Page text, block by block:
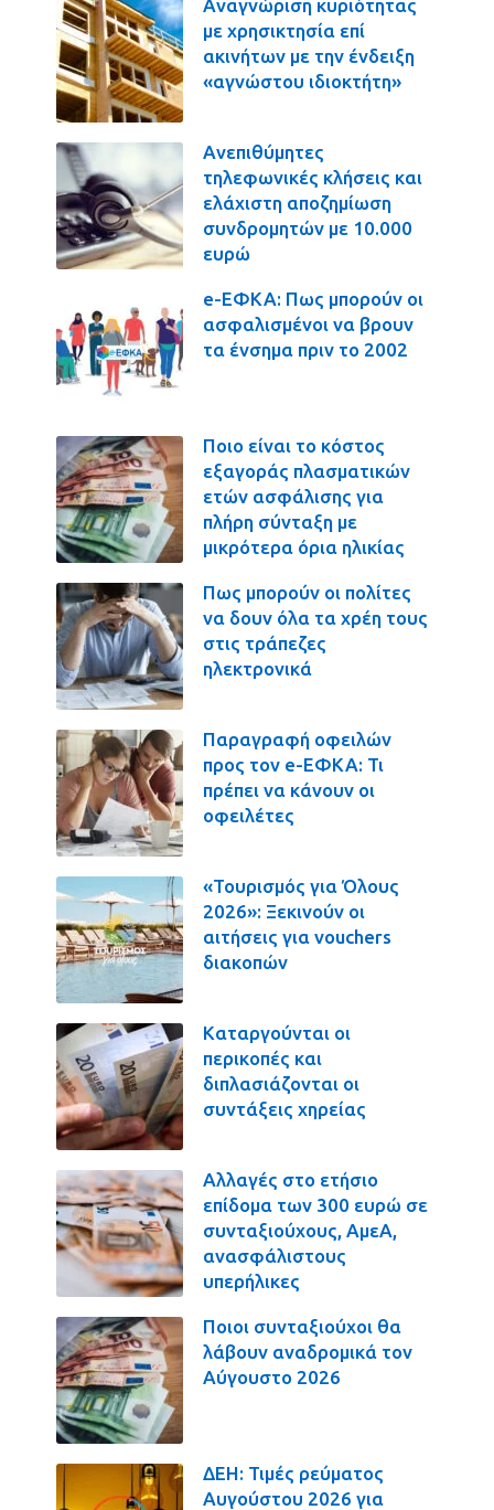
Αναγνώριση κυριότητας
με χρησικτησία επί
ακινήτων με την ένδειξη
«αγνώστου ιδιοκτήτη»
Ανεπιθύμητες
τηλεφωνικές κλήσεις και
ελάχιστη αποζημίωση
συνδρομητών με 10.000
ευρώ
e-ΕΦΚΑ: Πως μπορούν οι
ασφαλισμένοι να βρουν
τα ένσημα πριν το 2002
Ποιο είναι το κόστος
εξαγοράς πλασματικών
ετών ασφάλισης για
πλήρη σύνταξη με
μικρότερα όρια ηλικίας
Πως μπορούν οι πολίτες
να δουν όλα τα χρέη τους
στις τράπεζες
ηλεκτρονικά
Παραγραφή οφειλών
προς τον e-ΕΦΚΑ: Τι
πρέπει να κάνουν οι
οφειλέτες
«Τουρισμός για Όλους
2026»: Ξεκινούν οι
αιτήσεις για vouchers
διακοπών
Καταργούνται οι
περικοπές και
διπλασιάζονται οι
συντάξεις χηρείας
Αλλαγές στο ετήσιο
επίδομα των 300 ευρώ σε
συνταξιούχους, ΑμεΑ,
ανασφάλιστους
υπερήλικες
Ποιοι συνταξιούχοι θα
λάβουν αναδρομικά τον
Αύγουστο 2026
ΔΕΗ: Τιμές ρεύματος
Αυγούστου 2026 για